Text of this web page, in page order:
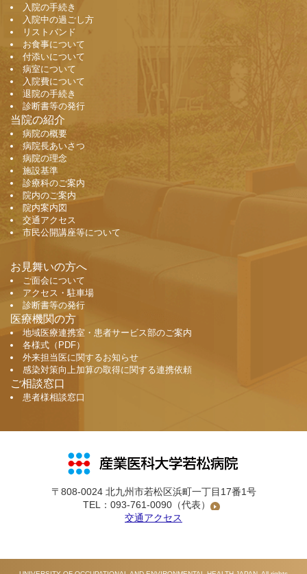
入院の手続き
入院中の過ごし方
リストバンド
お食事について
付添いについて
病室について
入院費について
退院の手続き
診断書等の発行
当院の紹介
病院の概要
病院長あいさつ
病院の理念
施設基準
診療科のご案内
院内のご案内
院内案内図
交通アクセス
市民公開講座等について
お見舞いの方へ
ご面会について
アクセス・駐車場
診断書等の発行
医療機関の方
地域医療連携室・患者サービス部のご案内
各様式（PDF）
外来担当医に関するお知らせ
感染対策向上加算の取得に関する連携依頼
ご相談窓口
患者様相談窓口
〒808-0024 北九州市若松区浜町一丁目17番1号
TEL： 093-761-0090 （代表）
交通アクセス